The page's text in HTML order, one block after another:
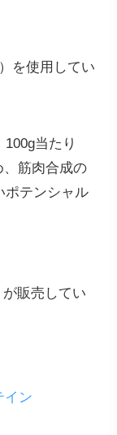
を使用してい
当たり
、筋肉合成の
ポテンシャル
が販売してい
イン